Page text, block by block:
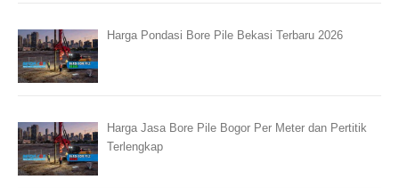
Harga Pondasi Bore Pile Bekasi Terbaru 2026
Harga Jasa Bore Pile Bogor Per Meter dan Pertitik
Terlengkap